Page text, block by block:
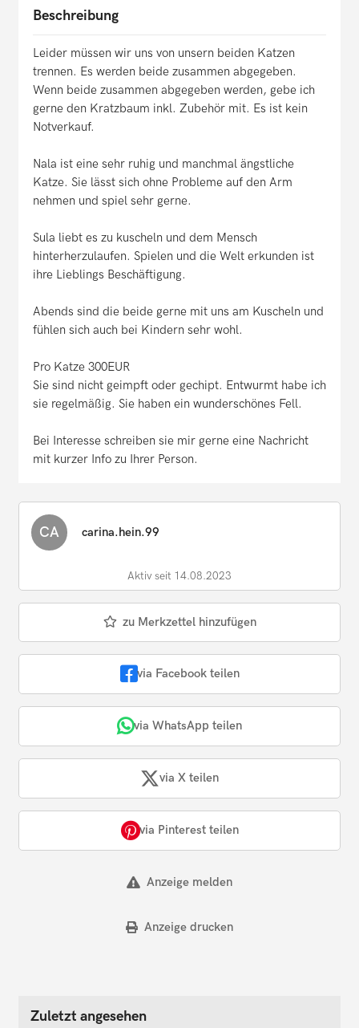
Beschreibung
Leider müssen wir uns von unsern beiden Katzen
trennen. Es werden beide zusammen abgegeben.
Wenn beide zusammen abgegeben werden, gebe ich
gerne den Kratzbaum inkl. Zubehör mit. Es ist kein
Notverkauf.
Nala ist eine sehr ruhig und manchmal ängstliche
Katze. Sie lässt sich ohne Probleme auf den Arm
nehmen und spiel sehr gerne.
Sula liebt es zu kuscheln und dem Mensch
hinterherzulaufen. Spielen und die Welt erkunden ist
ihre Lieblings Beschäftigung.
Abends sind die beide gerne mit uns am Kuscheln und
fühlen sich auch bei Kindern sehr wohl.
Pro Katze 300EUR
Sie sind nicht geimpft oder gechipt. Entwurmt habe ich
sie regelmäßig. Sie haben ein wunderschönes Fell.
Bei Interesse schreiben sie mir gerne eine Nachricht
mit kurzer Info zu Ihrer Person.
CA carina.hein.99
Aktiv seit 14.08.2023
zu Merkzettel hinzufügen
via Facebook teilen
via WhatsApp teilen
via X teilen
via Pinterest teilen
Anzeige melden
Anzeige drucken
Zuletzt angesehen